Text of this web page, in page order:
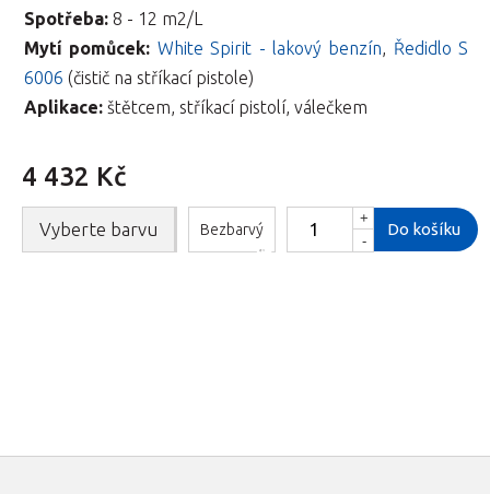
Spotřeba: 8 - 12 m2/L
Mytí pomůcek: White Spirit - lakový benzín, Ředidlo S
6006 (čistič na stříkací pistole)
Aplikace: štětcem, stříkací pistolí, válečkem
4 432 Kč
Vyberte barvu Bezbarvý
+
-
Do košíku